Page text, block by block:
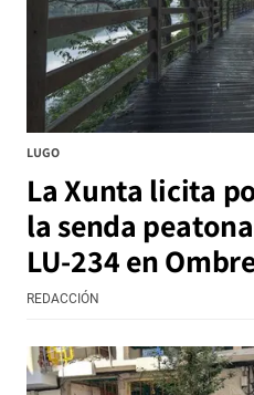
LUGO
La Xunta licita
la senda
LU-234 en
REDACCIÓN